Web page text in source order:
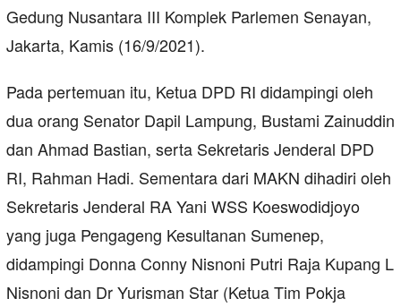
Gedung Nusantara III Komplek Parlemen Senayan,
Jakarta, Kamis (16/9/2021).
Pada pertemuan itu, Ketua DPD RI didampingi oleh
dua orang Senator Dapil Lampung, Bustami Zainuddin
dan Ahmad Bastian, serta Sekretaris Jenderal DPD
RI, Rahman Hadi. Sementara dari MAKN dihadiri oleh
Sekretaris Jenderal RA Yani WSS Koeswodidjoyo
yang juga Pengageng Kesultanan Sumenep,
didampingi Donna Conny Nisnoni Putri Raja Kupang L
Nisnoni dan Dr Yurisman Star (Ketua Tim Pokja